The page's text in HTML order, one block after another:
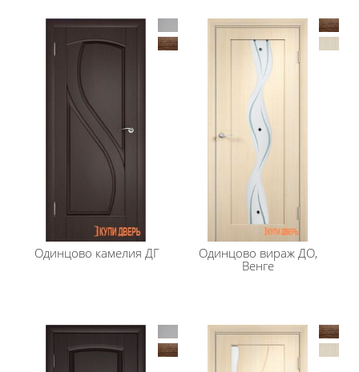
Одинцово камелия ДГ Одинцово вираж ДО,
Венге